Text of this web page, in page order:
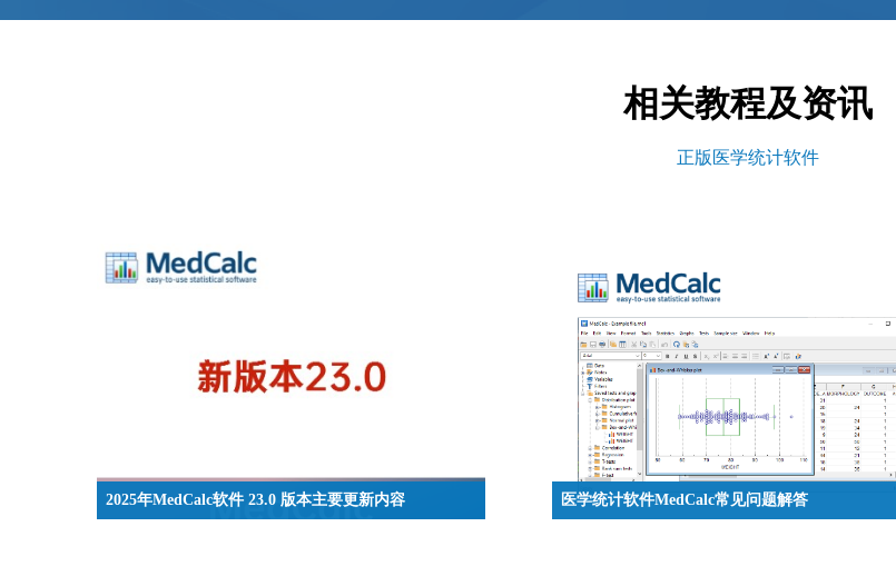
2025年MedCalc软件 23.0 版本主要更新内容
医学统计软件MedCalc常见问题解答
相关教程及资讯
正版医学统计软件